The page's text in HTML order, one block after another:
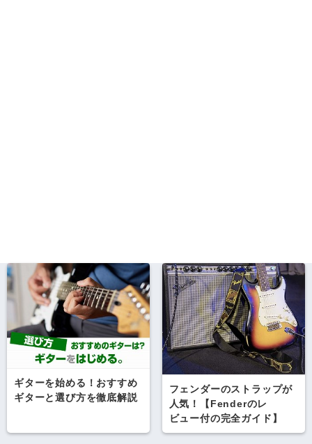
ギターを始める！おすすめ
ギターと選び方を徹底解説
フェンダーのストラップが
人気！【Fenderのレ
ビュー付の完全ガイド】